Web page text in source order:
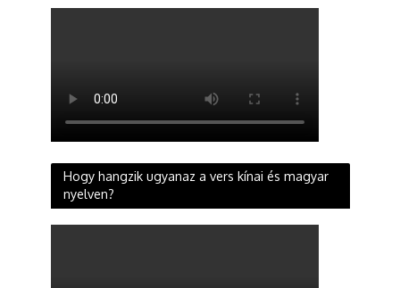
Hogy hangzik ugyanaz a vers kínai és magyar
nyelven?